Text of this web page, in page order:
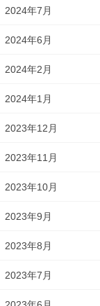
2024年7月
2024年6月
2024年2月
2024年1月
2023年12月
2023年11月
2023年10月
2023年9月
2023年8月
2023年7月